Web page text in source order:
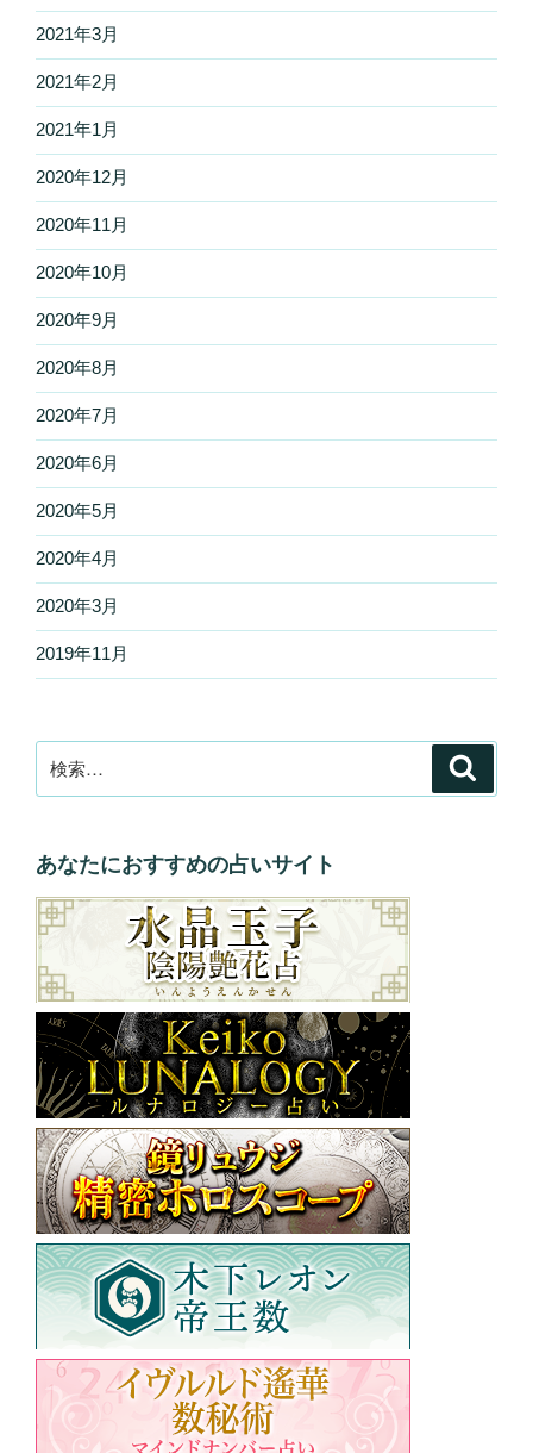
2021年3月
2021年2月
2021年1月
2020年12月
2020年11月
2020年10月
2020年9月
2020年8月
2020年7月
2020年6月
2020年5月
2020年4月
2020年3月
2019年11月
索:
あなたにおすすめの占いサイト